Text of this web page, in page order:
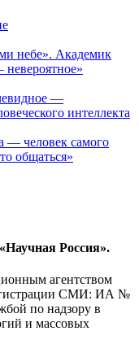
небе». Академик
—
интеллекта
— человек самого
общаться»
Россия».
агентством
СМИ: ИА №
по надзору в
и массовых